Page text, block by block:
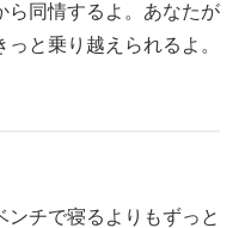
ら同情するよ。あなたが
と乗り越えられるよ。
ンチで寝るよりもずっと